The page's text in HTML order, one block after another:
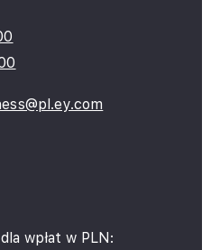
wpłat w PLN: